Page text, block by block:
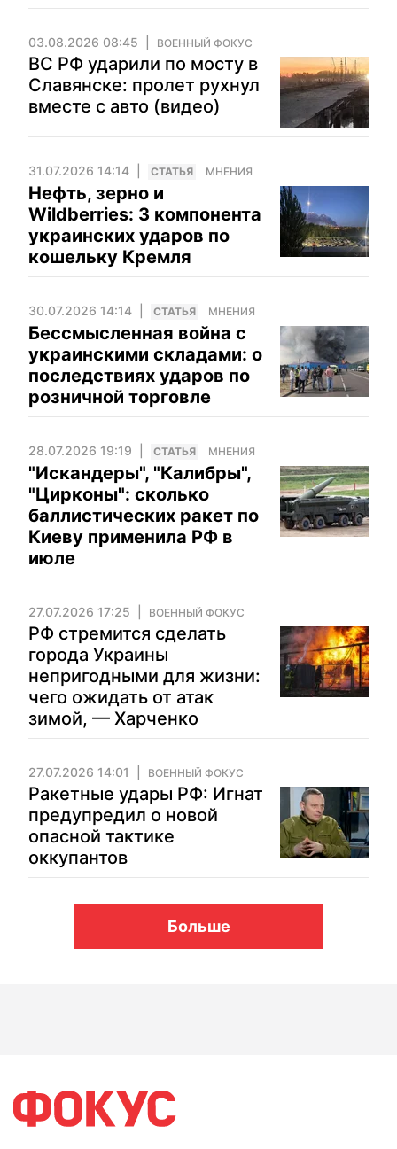
03.08.2026 08:45 ВОЕННЫЙ ФОКУС
ВС РФ ударили по мосту в
Славянске: пролет рухнул
вместе с авто (видео)
31.07.2026 14:14 CТАТЬЯ МНЕНИЯ
Нефть, зерно и
Wildberries: 3 компонента
украинских ударов по
кошельку Кремля
30.07.2026 14:14 CТАТЬЯ МНЕНИЯ
Бессмысленная война с
украинскими складами: о
последствиях ударов по
розничной торговле
28.07.2026 19:19 CТАТЬЯ МНЕНИЯ
"Искандеры", "Калибры",
"Цирконы": сколько
баллистических ракет по
Киеву применила РФ в
июле
27.07.2026 17:25 ВОЕННЫЙ ФОКУС
РФ стремится сделать
города Украины
непригодными для жизни:
чего ожидать от атак
зимой, — Харченко
27.07.2026 14:01 ВОЕННЫЙ ФОКУС
Ракетные удары РФ: Игнат
предупредил о новой
опасной тактике
оккупантов
Больше